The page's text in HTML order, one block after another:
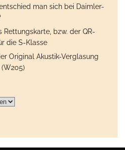
man sich bei Daimler-
Rettungskarte, bzw. der QR-
die S-Klasse
Original Akustik-Verglasung